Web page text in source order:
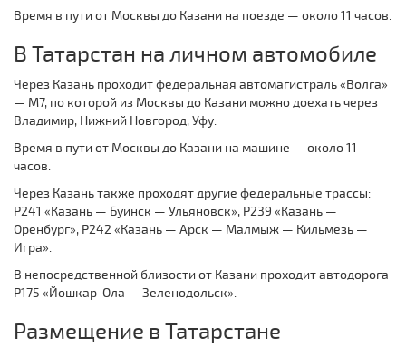
Время в пути от Москвы до Казани на поезде — около 11 часов.
В Татарстан на личном автомобиле
Через Казань проходит федеральная автомагистраль «Волга»
— M7, по которой из Москвы до Казани можно доехать через
Владимир, Нижний Новгород, Уфу.
Время в пути от Москвы до Казани на машине — около 11
часов.
Через Казань также проходят другие федеральные трассы:
Р241 «Казань — Буинск — Ульяновск», Р239 «Казань —
Оренбург», Р242 «Казань — Арск — Малмыж — Кильмезь —
Игра».
В непосредственной близости от Казани проходит автодорога
Р175 «Йошкар-Ола — Зеленодольск».
Размещение в Татарстане